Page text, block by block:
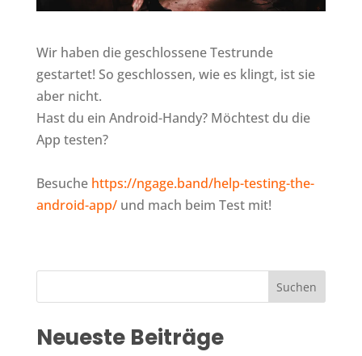
Wir haben die geschlossene Testrunde
gestartet! So geschlossen, wie es klingt, ist sie
aber nicht.
Hast du ein Android-Handy? Möchtest du die
App testen?
Besuche https://ngage.band/help-testing-the-
android-app/und mach beim Test mit!
Suchen
Neueste Beiträge